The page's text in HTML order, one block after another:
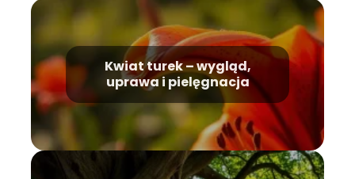
Kwiat turek – wygląd,
uprawa i pielęgnacja